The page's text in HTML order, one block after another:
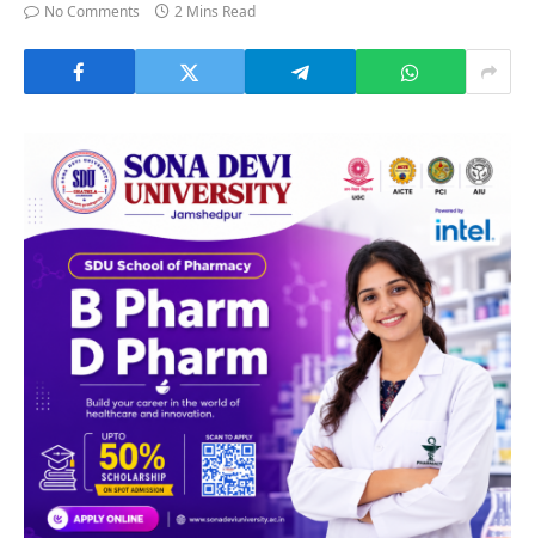
No Comments
2 Mins Read